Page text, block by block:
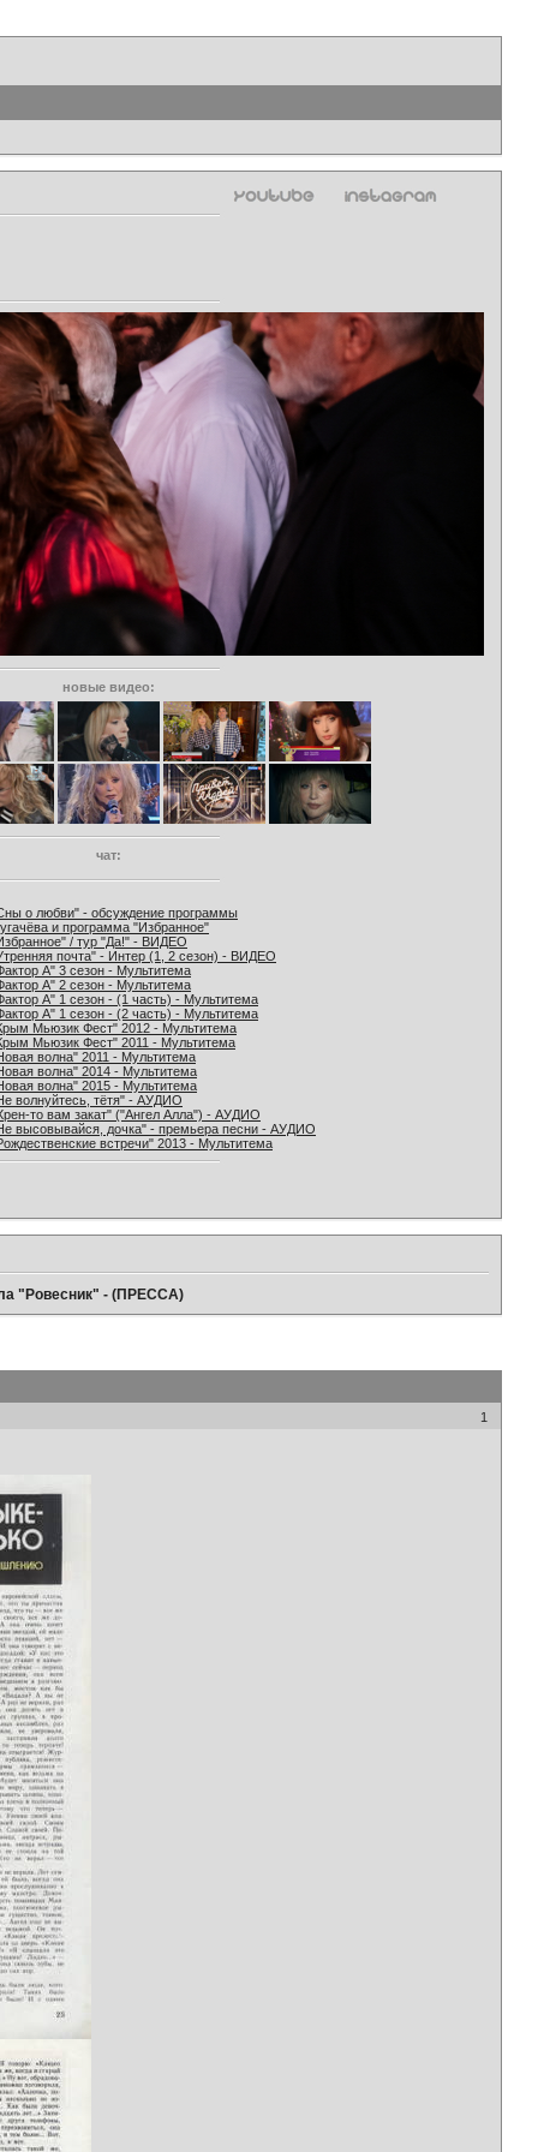
новые видео:
чат:
о любви" - обсуждение программы
и программа "Избранное"
/ тур "Да!" - ВИДЕО
почта" - Интер (1, 2 сезон) - ВИДЕО
А" 3 сезон - Мультитема
А" 2 сезон - Мультитема
А" 1 сезон - (1 часть) - Мультитема
А" 1 сезон - (2 часть) - Мультитема
Мьюзик Фест" 2012 - Мультитема
Мьюзик Фест" 2011 - Мультитема
волна" 2011 - Мультитема
волна" 2014 - Мультитема
волна" 2015 - Мультитема
волнуйтесь, тётя" - АУДИО
то вам закат" ("Ангел Алла") - АУДИО
высовывайся, дочка" - премьера песни - АУДИО
встречи" 2013 - Мультитема
"Ровесник" - (ПРЕССА)
1